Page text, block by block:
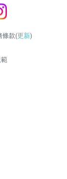
條款(更新)